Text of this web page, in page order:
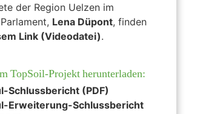
der Region Uelzen im
Lena Düpont, finden
Link (Videodatei).
TopSoil-Projekt herunterladen:
Schlussbericht (PDF)
Erweiterung-Schlussbericht